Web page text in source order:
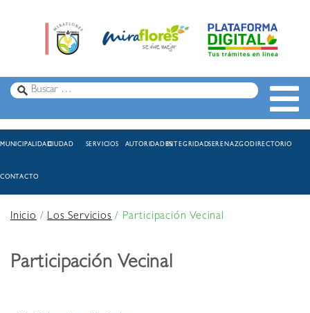
MUNICIPALIDADCIUDAD SERVICIOS AUTORIDADESINTEGRIDADSERENAZGODIRECTORIO
CONTACTO
Inicio/Los Servicios/ Participación Vecinal
Participación Vecinal